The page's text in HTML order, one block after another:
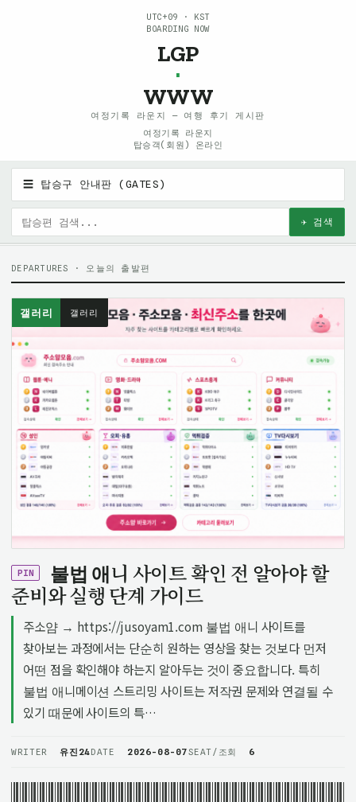
UTC+09 · KST
BOARDING NOW
LGP
·
WWW
여정기록 라운지 — 여행 후기 게시판
여정기록 라운지
탑승객(회원) 온라인
☰ 탑승구 안내판 (GATES)
✈ 검색
DEPARTURES · 오늘의 출발편
갤러리 갤러리
PIN
불법 애니 사이트 확인 전 알아야 할
준비와 실행 단계 가이드
주소얌 → https://jusoyam1.com 불법 애니 사이트를
찾아보는 과정에서는 단순히 원하는 영상을 찾는 것보다 먼저
어떤 점을 확인해야 하는지 알아두는 것이 중요합니다. 특히
불법 애니메이션 스트리밍 사이트는 저작권 문제와 연결될 수
있기 때문에 사이트의 특…
WRITER유진24DATE 2026-08-07SEAT/조회 6